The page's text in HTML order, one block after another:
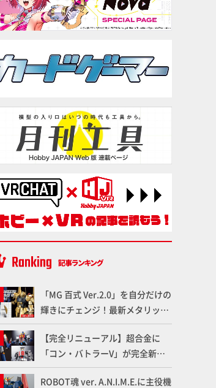
「MG 百式 Ver.2.0」を自分だけの
輝きにチェンジ！最新メタリック
塗料を使ってより金属感を増した
仕上がりに!!【試し読み】
【完全リニューアル】超合金に
「コン・バトラーV」が完全新規
造形で登場！気になる仕様を試作
品の撮り下ろしでご紹介!!さらに
ROBOT魂 ver. A.N.I.M.E.に主役機